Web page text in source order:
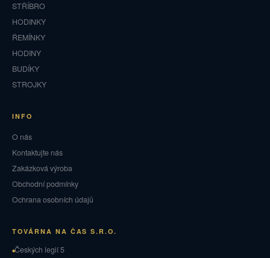
STŘÍBRO
HODINKY
ŘEMÍNKY
HODINY
BUDÍKY
STROJKY
INFO
O nás
Kontaktujte nás
Zakázková výroba
Obchodní podmínky
Ochrana osobních údajů
TOVÁRNA NA ČAS S.R.O.
Českých legií 5